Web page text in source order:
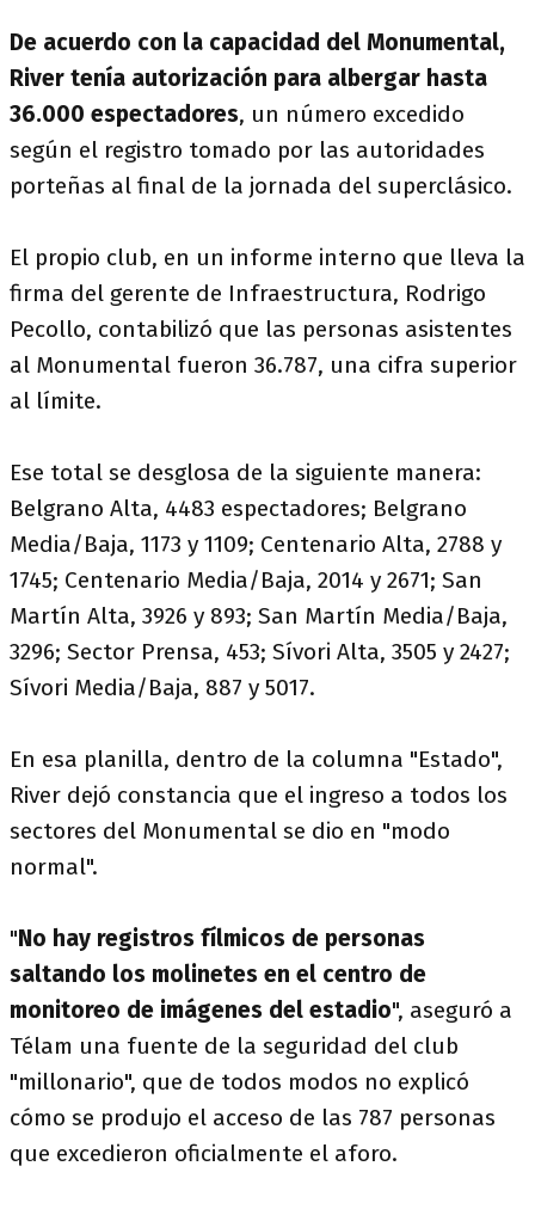
De acuerdo con la capacidad del Monumental,
River tenía autorización para albergar hasta
36.000 espectadores, un número excedido
según el registro tomado por las autoridades
porteñas al final de la jornada del superclásico.
El propio club, en un informe interno que lleva la
firma del gerente de Infraestructura, Rodrigo
Pecollo, contabilizó que las personas asistentes
al Monumental fueron 36.787, una cifra superior
al límite.
Ese total se desglosa de la siguiente manera:
Belgrano Alta, 4483 espectadores; Belgrano
Media/Baja, 1173 y 1109; Centenario Alta, 2788 y
1745; Centenario Media/Baja, 2014 y 2671; San
Martín Alta, 3926 y 893; San Martín Media/Baja,
3296; Sector Prensa, 453; Sívori Alta, 3505 y 2427;
Sívori Media/Baja, 887 y 5017.
En esa planilla, dentro de la columna "Estado",
River dejó constancia que el ingreso a todos los
sectores del Monumental se dio en "modo
normal".
"No hay registros fílmicos de personas
saltando los molinetes en el centro de
monitoreo de imágenes del estadio", aseguró a
Télam una fuente de la seguridad del club
"millonario", que de todos modos no explicó
cómo se produjo el acceso de las 787 personas
que excedieron oficialmente el aforo.